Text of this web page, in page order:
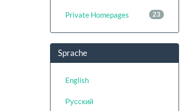
23
Private Homepages
Sprache
English
Русский